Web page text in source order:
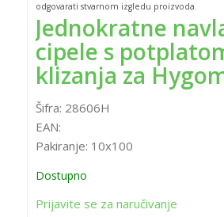
odgovarati stvarnom izgledu proizvoda.
Jednokratne
cipele s
klizanja za
Šifra: 28606H
EAN:
Pakiranje: 10x100
Dostupno
Prijavite se za naručivanje